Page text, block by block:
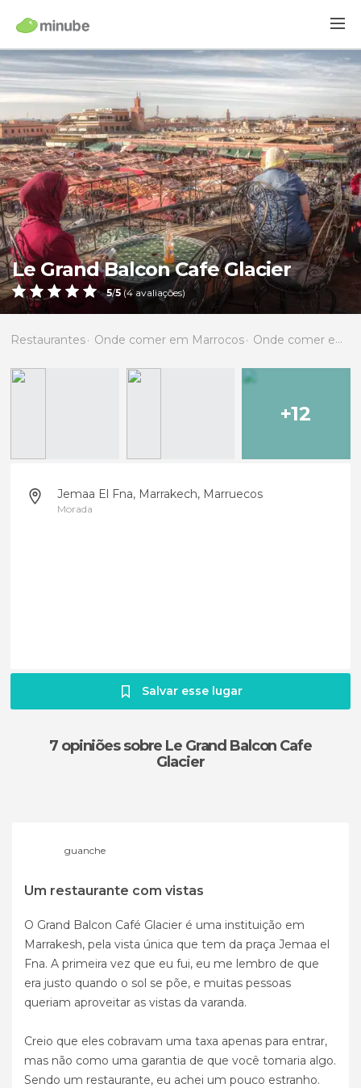
Le Grand Balcon Cafe Glacier
5/5(4avaliações)
Restaurantes Onde comer em Marrocos Onde comer em Marraquexe
+12
Jemaa El Fna, Marrakech, Marruecos
Morada
Salvar esse lugar
7 opiniõessobre Le Grand Balcon Cafe
Glacier
guanche
Um restaurante com vistas
O Grand Balcon Café Glacier é uma instituição em
Marrakesh, pela vista única que tem da praça Jemaa el
Fna. A primeira vez que eu fui, eu me lembro de que
era justo quando o sol se põe, e muitas pessoas
queriam aproveitar as vistas da varanda.
Creio que eles cobravam uma taxa apenas para entrar,
mas não como uma garantia de que você tomaria algo.
Sendo um restaurante, eu achei um pouco estranho.